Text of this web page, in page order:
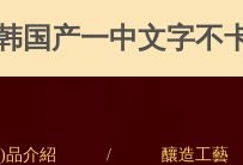
国产一中文字
品介紹 / 釀造工藝